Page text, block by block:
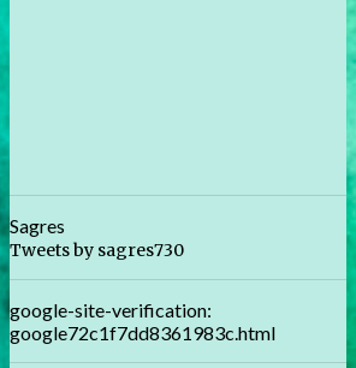
Sagres
Tweets by sagres730
google-site-verification:
google72c1f7dd8361983c.html